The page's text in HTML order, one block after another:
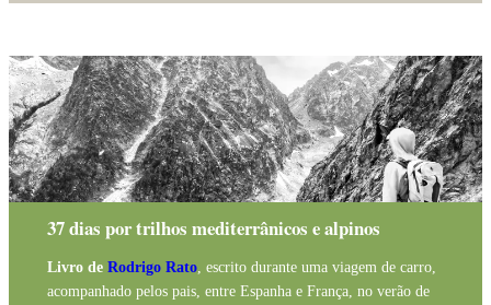
37 dias por trilhos mediterrânicos e alpinos
Livro de Rodrigo Rato, escrito durante uma viagem de carro,
acompanhado pelos pais, entre Espanha e França, no verão de